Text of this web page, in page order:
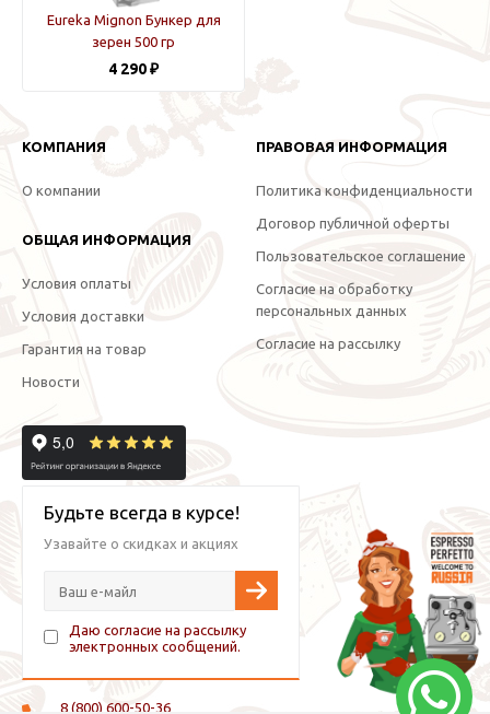
Eureka Mignon Бункер для
зерен 500 гр
4 290 ₽
КОМПАНИЯ
О компании
ОБЩАЯ ИНФОРМАЦИЯ
Условия оплаты
Условия доставки
Гарантия на товар
Новости
ПРАВОВАЯ ИНФОРМАЦИЯ
Политика конфиденциальности
Договор публичной оферты
Пользовательское соглашение
Согласие на обработку
персональных данных
Согласие на рассылку
Будьте всегда в курсе!
Узавайте о скидках и акциях
Даю согласие на рассылку
электронных сообщений.
8 (800) 600-50-36